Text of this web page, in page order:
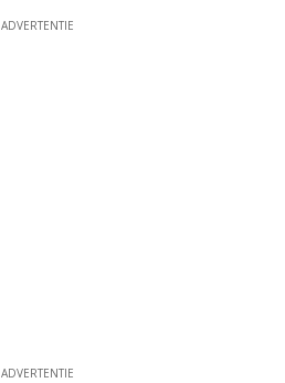
ADVERTENTIE
ADVERTENTIE